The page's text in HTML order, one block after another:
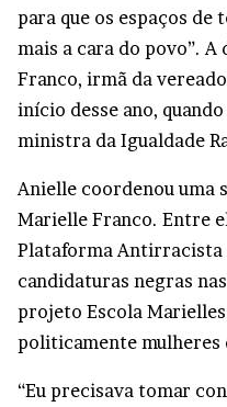
para que os espaços de
mais a cara do povo”.
Franco, irmã da
início desse ano,
ministra da Igualdade
Anielle coordenou uma
Marielle Franco. Entre
Plataforma Antirracista
candidaturas negras
projeto Escola
politicamente
“Eu precisava tomar